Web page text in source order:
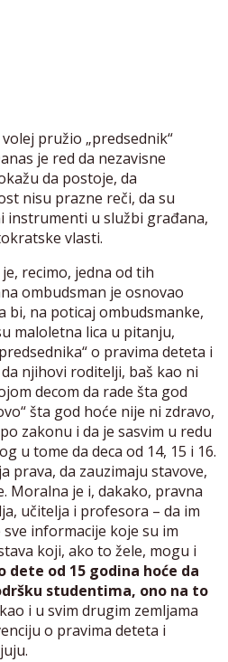
pružio „predsednik“
je red da nezavisne
da postoje, da
nisu prazne reči, da su
instrumenti u službi građana,
vlasti.
recimo, jedna od tih
ombudsman je osnovao
bi, na poticaj ombudsmanke,
maloletna lica u pitanju,
o pravima deteta i
njihovi roditelji, baš kao ni
decom da rade šta god
šta god hoće nije ni zdravo,
zakonu i da je sasvim u redu
u tome da deca od 14, 15 i 16.
prava, da zauzimaju stavove,
Moralna je i, dakako, pravna
učitelja i profesora – da im
informacije koje su im
koji, ako to žele, mogu i
dete od 15 godina hoće da
studentima, ono na to
i u svim drugim zemljama
o pravima deteta i